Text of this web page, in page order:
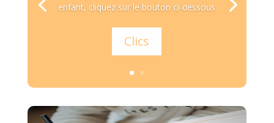
enfant, cliquez sur le bouton ci-dessous
Clics